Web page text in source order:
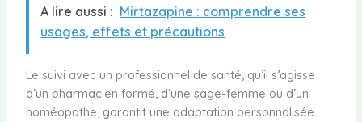
A lire aussi : Mirtazapine : comprendre ses
usages, effets et précautions
Le suivi avec un professionnel de santé, qu’il s’agisse
d’un pharmacien formé, d’une sage-femme ou d’un
homéopathe, garantit une adaptation personnalisée